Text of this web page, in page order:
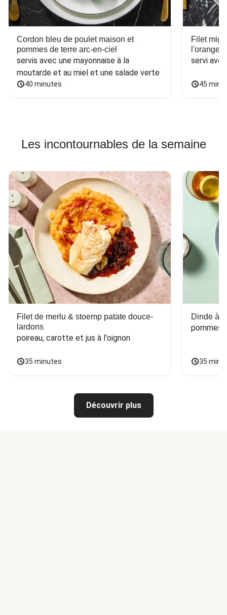
Cordon bleu de poulet maison et
pommes de terre arc-en-ciel
servis avec une mayonnaise à la
moutarde et au miel et une salade verte
40 minutes
Filet
l'orange
servi
45
Les incontournables de la semaine
Filet de merlu & stoemp patate douce-
lardons
poireau, carotte et jus à l'oignon
35 minutes
Dinde à
pommes
35
Découvrir plus